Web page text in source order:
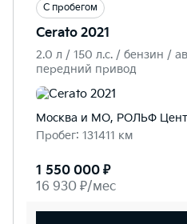
С пробегом
Cerato 2021
2.0 л / 150 л.c. / бензин /
передний привод
Москва и МО, РОЛЬФ
Пробег: 131411 км
1 550 000 ₽
16 930 ₽/мес